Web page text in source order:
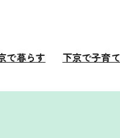
で暮らす 下京で子育て